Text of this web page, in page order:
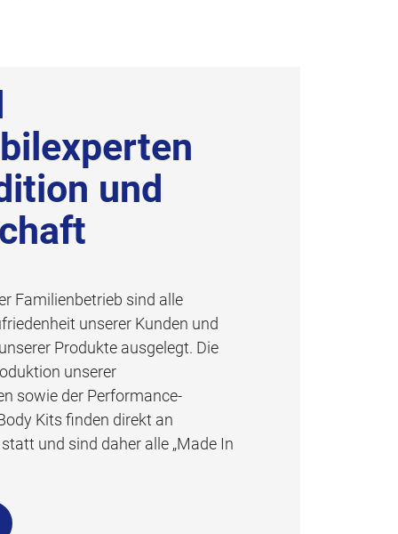
und
Familienbetrieb sind alle
unserer Kunden und
Produkte ausgelegt. Die
unserer
sowie der Performance-
Kits finden direkt an
und sind daher alle „Made In